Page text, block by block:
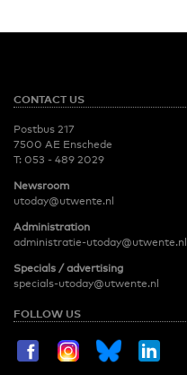
CONTACT US
Postbus 217
7500 AE Enschede
T: 053 - 489 2029
Newsroom
utoday@utwente.nl
Administration
administratie-utoday@utwente.nl
Specials / advertising
specials-utoday@utwente.nl
FOLLOW US